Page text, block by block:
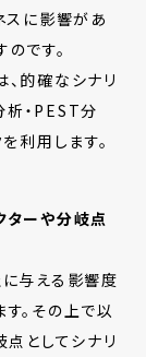
スに影響があ
です。
的確なシナリ
析・PEST分
利用します。
ターや分岐点
与える影響度
。その上で以
としてシナリ